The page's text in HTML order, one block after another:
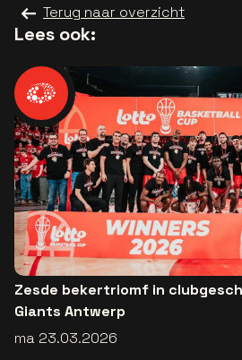
Terug naar overzicht
Lees ook:
Zesde bekertriomf in
Giants Antwerp
ma 23.03.2026